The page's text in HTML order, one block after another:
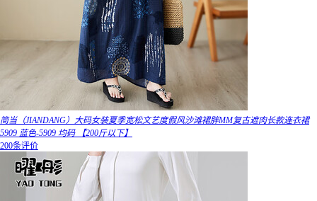
简当（JIANDANG）大码女装夏季宽松文艺度假风沙滩裙胖MM复古遮肉长款连衣裙
5909 蓝色-5909 均码 【200斤以下】
200条评价